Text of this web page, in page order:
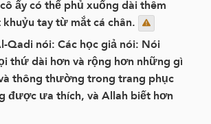
ấy có thể phủ xuống dài thêm
tay từ mắt cá chân.
Qadi nói: Các học giả nói: Nói
thứ dài hơn và rộng hơn những gì
thông thường trong trang phục
được ưa thích, và Allah biết hơn